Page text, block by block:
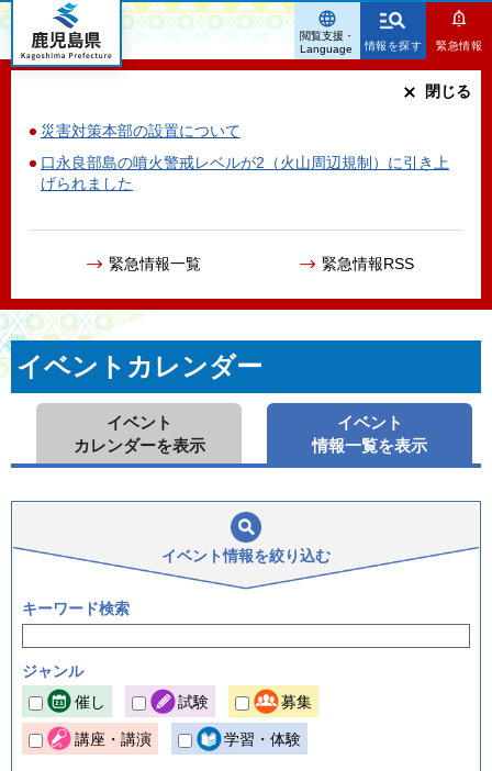
鹿児島県
情報を探す 緊急情報
災害対策本部の設置について
口永良部島の噴火警戒レベルが2（火山周辺規制）に引き上
げられました
緊急情報一覧 緊急情報RSS
閉じる
閲覧支援・
Language
イベントカレンダー
イベント
カレンダーを表示
イベント
情報一覧を表示
イベント情報を絞り込む
キーワード検索
ジャンル
催し
試験 募集
講座・講演 学習・体験